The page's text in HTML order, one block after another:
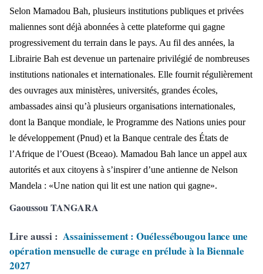
Selon Mamadou Bah, plusieurs institutions publiques et privées
maliennes sont déjà abonnées à cette plateforme qui gagne
progressivement du terrain dans le pays. Au fil des années, la
Librairie Bah est devenue un partenaire privilégié de nombreuses
institutions nationales et internationales. Elle fournit régulièrement
des ouvrages aux ministères, universités, grandes écoles,
ambassades ainsi qu’à plusieurs organisations internationales,
dont la Banque mondiale, le Programme des Nations unies pour
le développement (Pnud) et la Banque centrale des États de
l’Afrique de l’Ouest (Bceao). Mamadou Bah lance un appel aux
autorités et aux citoyens à s’inspirer d’une antienne de Nelson
Mandela : «Une nation qui lit est une nation qui gagne».
Gaoussou TANGARA
Lire aussi : Assainissement : Ouélessébougou lance une
opération mensuelle de curage en prélude à la Biennale
2027